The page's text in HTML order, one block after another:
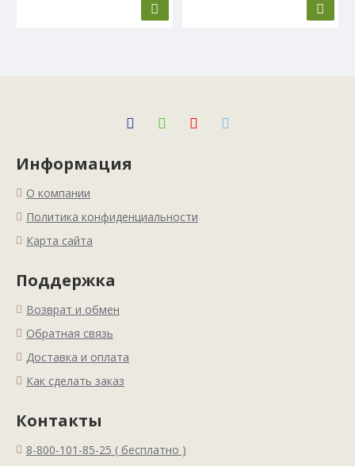
Информация
О компании
Политика конфиденциальности
Карта сайта
Поддержка
Возврат и обмен
Обратная связь
Доставка и оплата
Как сделать заказ
Контакты
8-800-101-85-25 ( бесплатно )